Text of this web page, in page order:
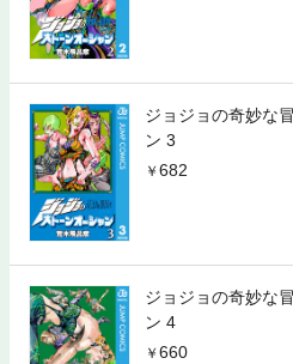
ジョジョの奇妙な
ン 3
682
ジョジョの奇妙な
ン 4
660